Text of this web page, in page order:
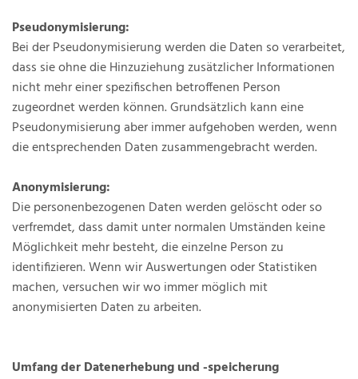
Pseudonymisierung:
Bei der Pseudonymisierung werden die Daten so verarbeitet,
dass sie ohne die Hinzuziehung zusätzlicher Informationen
nicht mehr einer spezifischen betroffenen Person
zugeordnet werden können. Grundsätzlich kann eine
Pseudonymisierung aber immer aufgehoben werden, wenn
die entsprechenden Daten zusammengebracht werden.
Anonymisierung:
Die personenbezogenen Daten werden gelöscht oder so
verfremdet, dass damit unter normalen Umständen keine
Möglichkeit mehr besteht, die einzelne Person zu
identifizieren. Wenn wir Auswertungen oder Statistiken
machen, versuchen wir wo immer möglich mit
anonymisierten Daten zu arbeiten.
Umfang der Datenerhebung und -speicherung